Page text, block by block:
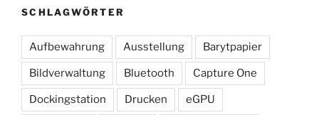
SCHLAGWÖRTER
Aufbewahrung Ausstellung Barytpapier
Bildverwaltung Bluetooth Capture One
Dockingstation Drucken eGPU